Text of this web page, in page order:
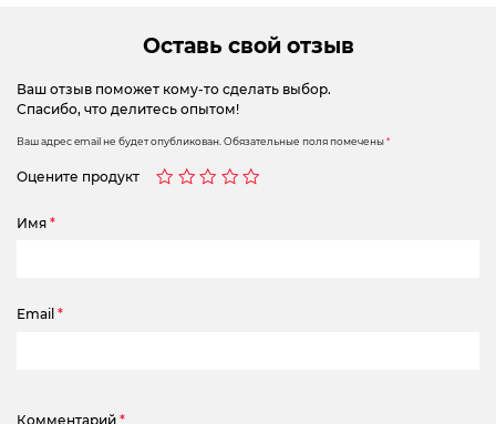
Оставь свой отзыв
Ваш отзыв поможет кому-то сделать выбор.
Спасибо, что делитесь опытом!
Ваш адрес email не будет опубликован. Обязательные поля помечены*
Оцените продукт
Имя *
Email *
Комментарий *